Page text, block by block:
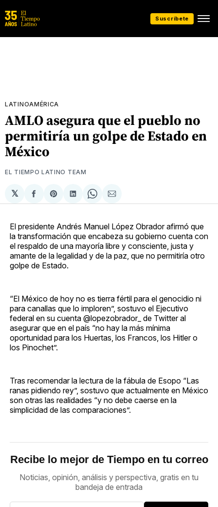
Suscríbete
LATINOAMÉRICA
AMLO asegura que el pueblo no
permitiría un golpe de Estado en
México
EL TIEMPO LATINO TEAM
𝕏
Compartir
en
Share
on
Compartir
en
Share
on
Compartir
via
El presidente Andrés Manuel López Obrador afirmó que
la transformación que encabeza su gobierno cuenta con
el respaldo de una mayoría libre y consciente, justa y
amante de la legalidad y de la paz, que no permitiría otro
golpe de Estado.
“El México de hoy no es tierra fértil para el genocidio ni
para canallas que lo imploren”, sostuvo el Ejecutivo
federal en su cuenta @lopezobrador_ de Twitter al
asegurar que en el país “no hay la más mínima
oportunidad para los Huertas, los Francos, los Hitler o
los Pinochet”.
Tras recomendar la lectura de la fábula de Esopo “Las
ranas pidiendo rey”, sostuvo que actualmente en México
son otras las realidades “y no debe caerse en la
simplicidad de las comparaciones”.
Recibe lo mejor de Tiempo en tu correo
Noticias, opinión, análisis y perspectiva, gratis en tu
bandeja de entrada